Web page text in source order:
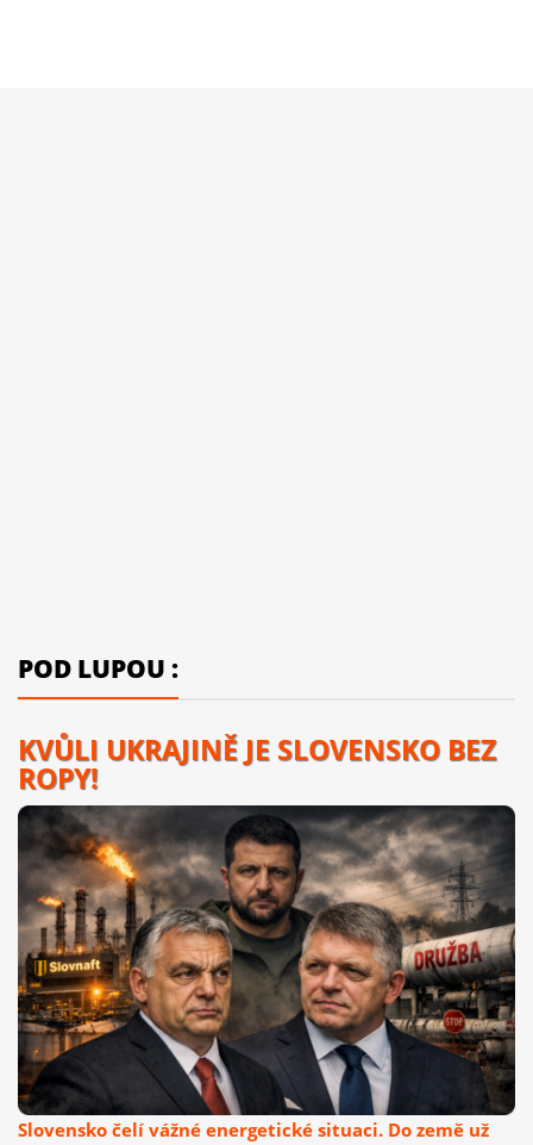
POD LUPOU :
KVŮLI UKRAJINĚ JE SLOVENSKO BEZ
ROPY!
Slovensko čelí vážné energetické situaci. Do země už